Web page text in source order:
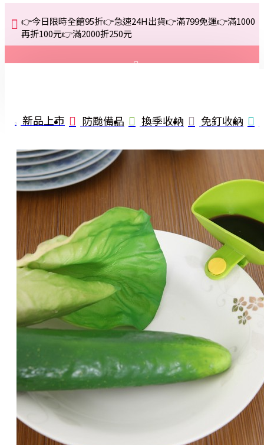
👉今日限時全館95折👉急速24H出貨👉滿799免運👉滿1000
再折100元👉滿2000折250元
註冊
詢問
新品上市 防颱備品 換季收納 免釘收納